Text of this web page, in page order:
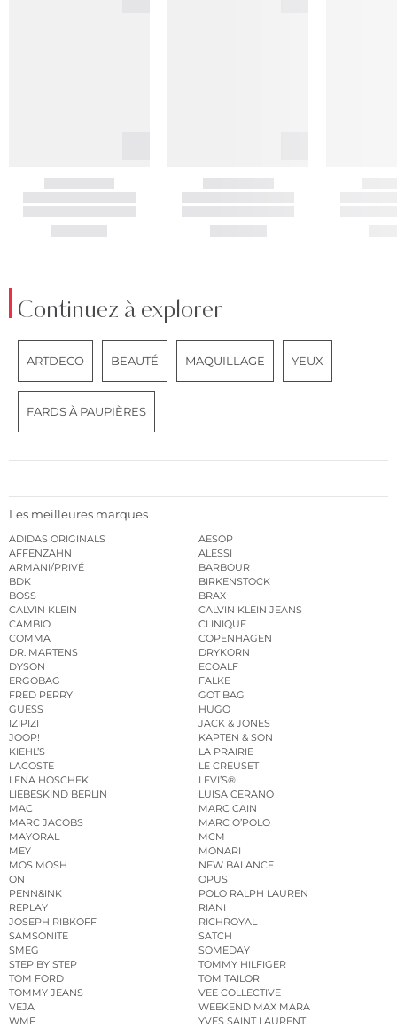
Continuez à explorer
ARTDECO BEAUTÉ MAQUILLAGE YEUX
FARDS À PAUPIÈRES
Les meilleures marques
ADIDAS ORIGINALS
AESOP
AFFENZAHN
ALESSI
ARMANI/PRIVÉ
BARBOUR
BDK
BIRKENSTOCK
BOSS
BRAX
CALVIN KLEIN
CALVIN KLEIN JEANS
CAMBIO
CLINIQUE
COMMA
COPENHAGEN
DR. MARTENS
DRYKORN
DYSON
ECOALF
ERGOBAG
FALKE
FRED PERRY
GOT BAG
GUESS
HUGO
IZIPIZI
JACK & JONES
JOOP!
KAPTEN & SON
KIEHL’S
LA PRAIRIE
LACOSTE
LE CREUSET
LENA HOSCHEK
LEVI’S®
LIEBESKIND BERLIN
LUISA CERANO
MAC
MARC CAIN
MARC JACOBS
MARC O’POLO
MAYORAL
MCM
MEY
MONARI
MOS MOSH
NEW BALANCE
ON
OPUS
PENN&INK
POLO RALPH LAUREN
REPLAY
RIANI
JOSEPH RIBKOFF
RICHROYAL
SAMSONITE
SATCH
SMEG
SOMEDAY
STEP BY STEP
TOMMY HILFIGER
TOM FORD
TOM TAILOR
TOMMY JEANS
VEE COLLECTIVE
VEJA
WEEKEND MAX MARA
WMF
YVES SAINT LAURENT